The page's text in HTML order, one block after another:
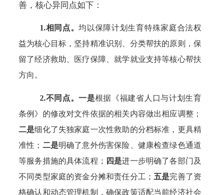
善，核心异同点如下：
1.相同点。均以保障计划生育特殊家庭合法权
益为核心目标，坚持精准识别、分类帮扶的原则，保
留了经济救助、医疗保障、就学就业支持等核心帮扶
方向。
2.不同点。一是根据 《福建省人口与计划生育
条例》 的修改对文件依据的相关内容做出相应调整；
二是细化了失独家庭一次性救助的分档标准，更具精
准性； 二是明确了意外伤害保险、健康检查绿色通道
等服务措施的具体流程； 四是进一步明确了各部门及
不同类型家庭的资金分摊和责任分工； 五是完善了资
格确认和动态管理机制，确保政策适配当前经济社会